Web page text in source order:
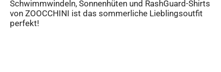
Schwimmwindeln, Sonnenhüten und RashGuard-Shirts
von ZOOCCHINI ist das sommerliche Lieblingsoutfit
perfekt!